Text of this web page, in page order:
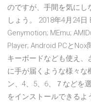
のですが、手間を気にし
しょう。 2018年4月24
Genymotion; MEmu;
Player; Android PCと
キーボードなども使え、
に手が届くような様々な
ン、4、5、6、７などを
をインストールできる